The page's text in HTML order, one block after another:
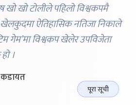
खो खो टोलीले पहिलो विश्वकपमै
ऐतिहासिक नतिजा निकाले
गेम’मा विश्वकप खेलेर उपविजेता
।
पूरा सूची